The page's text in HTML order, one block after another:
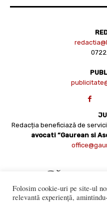
Redacția beneficiază de
avocati “Gaurean si
Folosim cookie-uri pe site-ul
relevantă experiență,